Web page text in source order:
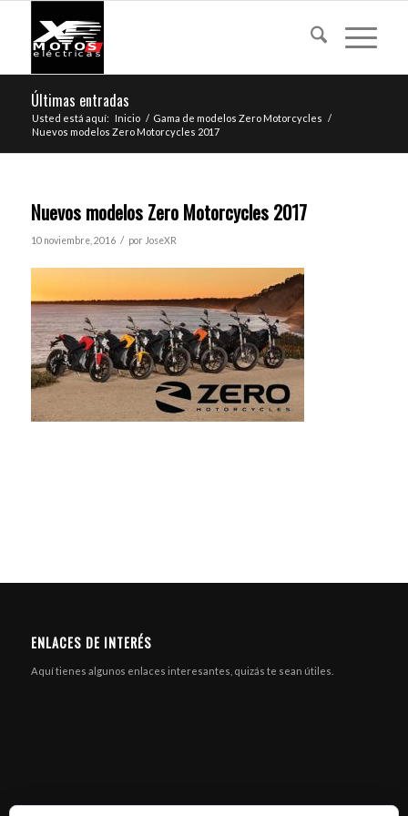
Últimas entradas
Usted está aquí: Inicio / Gama de modelos Zero Motorcycles /
Nuevos modelos Zero Motorcycles 2017
Nuevos modelos Zero Motorcycles 2017
10 noviembre, 2016 / por JoseXR
ENLACES DE INTERÉS
Aquí tienes algunos enlaces interesantes, quizás te sean útiles.